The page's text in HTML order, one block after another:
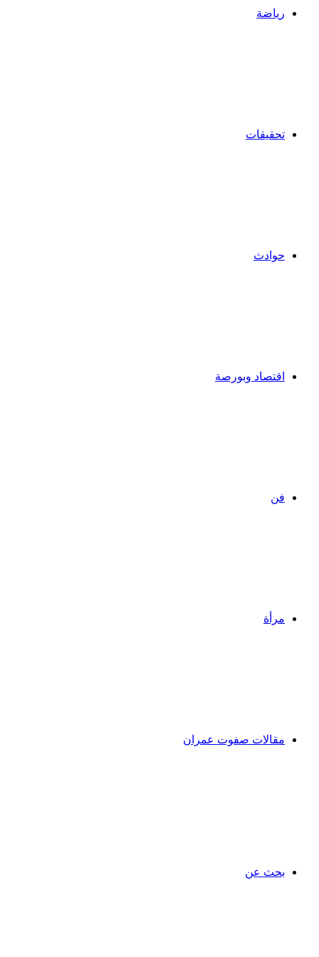
رياضة
تحقيقات
حوادث
اقتصاد وبورصة
فن
مرأة
مقالات صفوت عمران
بحث عن